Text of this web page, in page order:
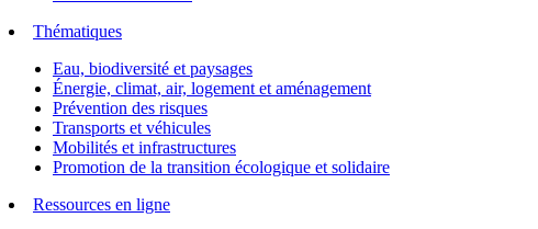
Thématiques
Eau, biodiversité et paysages
Énergie, climat, air, logement et aménagement
Prévention des risques
Transports et véhicules
Mobilités et infrastructures
Promotion de la transition écologique et solidaire
Ressources en ligne